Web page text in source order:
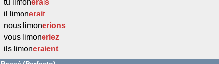
tu limonerais
il limonerait
nous limonerions
vous limoneriez
ils limoneraient